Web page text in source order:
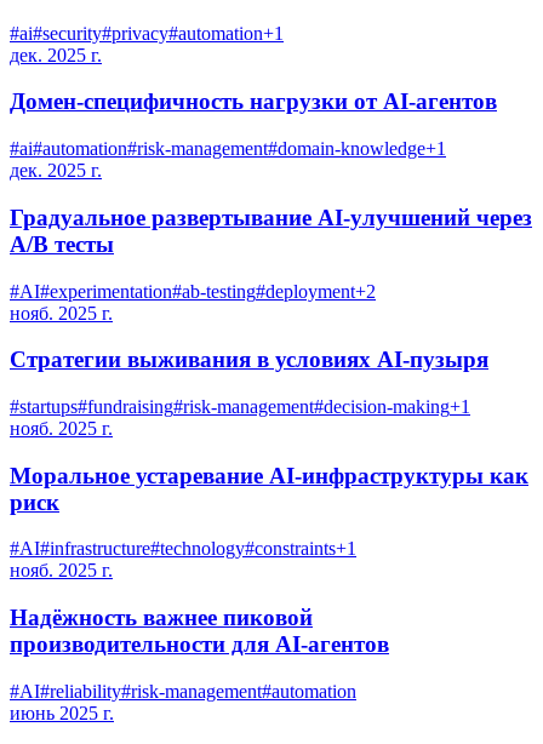
#ai#security#privacy#automation+1
дек. 2025 г.
Домен-специфичность нагрузки от AI-агентов
#ai#automation#risk-management#domain-knowledge+1
дек. 2025 г.
Градуальное развертывание AI-улучшений через
A/B тесты
#AI#experimentation#ab-testing#deployment+2
нояб. 2025 г.
Стратегии выживания в условиях AI-пузыря
#startups#fundraising#risk-management#decision-making+1
нояб. 2025 г.
Моральное устаревание AI-инфраструктуры как
риск
#AI#infrastructure#technology#constraints+1
нояб. 2025 г.
Надёжность важнее пиковой
производительности для AI-агентов
#AI#reliability#risk-management#automation
июнь 2025 г.